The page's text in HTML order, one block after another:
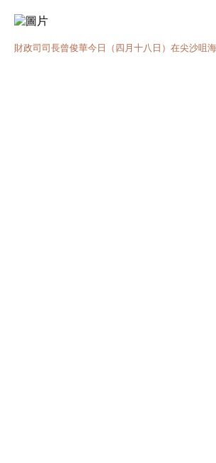
財政司司長曾俊華今日（四月十八日）在尖沙咀